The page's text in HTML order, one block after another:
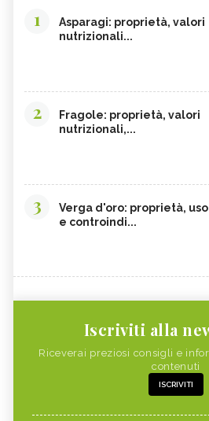
1
Asparagi: proprietà, valori
nutrizionali...
2
Fragole: proprietà, valori
nutrizionali,...
3
Verga d'oro: proprietà, uso
e controindi...
Iscriviti alla
Riceverai preziosi consigli e
contenuti
ISCRIVITI